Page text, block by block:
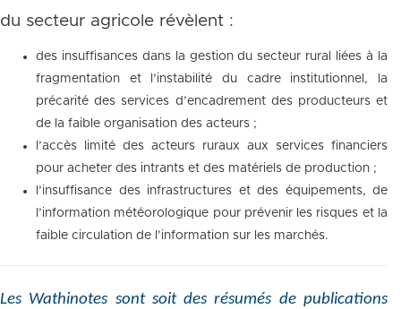
du secteur agricole révèlent :
des insuffisances dans la gestion du secteur rural liées à la
fragmentation et l’instabilité du cadre institutionnel, la
précarité des services d’encadrement des producteurs et
de la faible organisation des acteurs ;
l’accès limité des acteurs ruraux aux services financiers
pour acheter des intrants et des matériels de production ;
l’insuffisance des infrastructures et des équipements, de
l’information météorologique pour prévenir les risques et la
faible circulation de l’information sur les marchés.
Les Wathinotes sont soit des résumés de publications